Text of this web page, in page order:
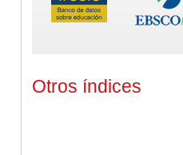
Otros índices